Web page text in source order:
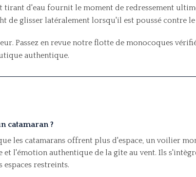
d'eau fournit le moment de redressement
de glisser latéralement lorsqu'il est poussé contre le
Passez en revue notre flotte de monocoques
authentique.
catamaran ?
les catamarans offrent plus d'espace, un voilier
l'émotion authentique de la gîte au vent. Ils
restreints.